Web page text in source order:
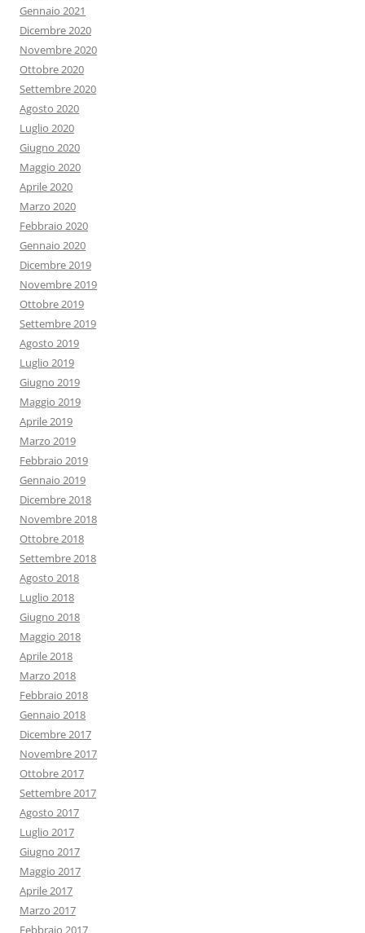
Gennaio 2021
Dicembre 2020
Novembre 2020
Ottobre 2020
Settembre 2020
Agosto 2020
Luglio 2020
Giugno 2020
Maggio 2020
Aprile 2020
Marzo 2020
Febbraio 2020
Gennaio 2020
Dicembre 2019
Novembre 2019
Ottobre 2019
Settembre 2019
Agosto 2019
Luglio 2019
Giugno 2019
Maggio 2019
Aprile 2019
Marzo 2019
Febbraio 2019
Gennaio 2019
Dicembre 2018
Novembre 2018
Ottobre 2018
Settembre 2018
Agosto 2018
Luglio 2018
Giugno 2018
Maggio 2018
Aprile 2018
Marzo 2018
Febbraio 2018
Gennaio 2018
Dicembre 2017
Novembre 2017
Ottobre 2017
Settembre 2017
Agosto 2017
Luglio 2017
Giugno 2017
Maggio 2017
Aprile 2017
Marzo 2017